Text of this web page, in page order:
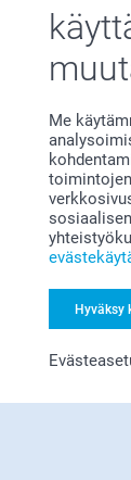
Me
Hyväksy